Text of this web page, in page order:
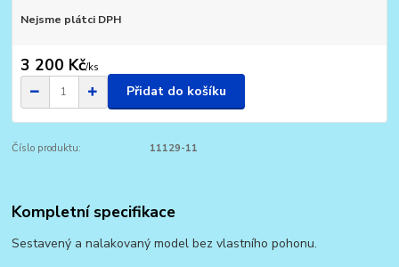
Nejsme plátci DPH
3 200 Kč/ks
Přidat do košíku
Číslo produktu: 11129-11
Kompletní specifikace
Sestavený a nalakovaný model bez vlastního pohonu.